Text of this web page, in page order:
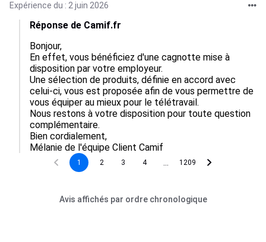
Expérience du : 2 juin 2026
Réponse de Camif.fr
Bonjour,
En effet, vous bénéficiez d'une cagnotte mise à
disposition par votre employeur.
Une sélection de produits, définie en accord avec
celui-ci, vous est proposée afin de vous permettre de
vous équiper au mieux pour le télétravail.
Nous restons à votre disposition pour toute question
complémentaire.
Bien cordialement,
Mélanie de l'équipe Client Camif
1 2 3 4 1209
Avis affichés par ordre chronologique